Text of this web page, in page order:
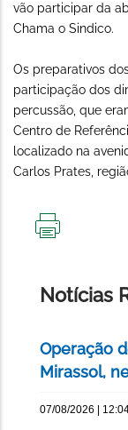
vão participar da
Chama o Sindico.
Os preparativos
participação dos
percussão, que
Centro de
localizado na
Carlos Prates,
Notícias
Operação
Mirassol,
07/08/2026 |